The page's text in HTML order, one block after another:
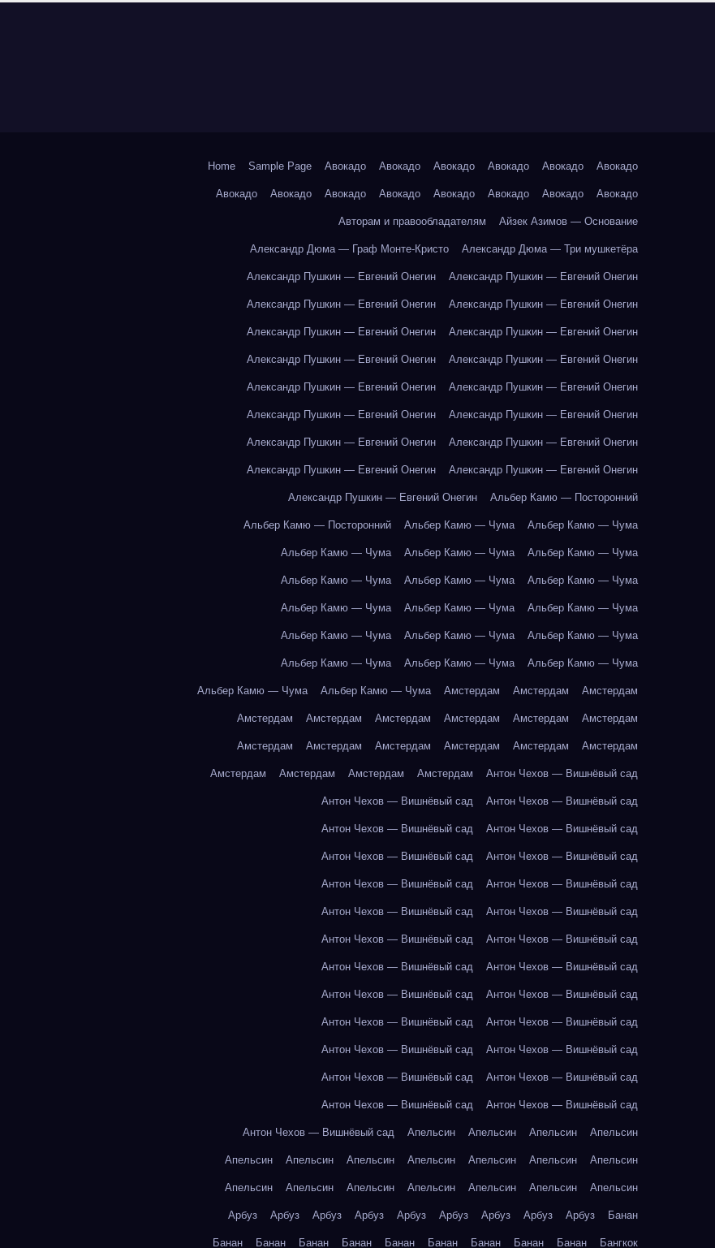
Home Sample Page Авокадо Авокадо Авокадо Авокадо Авокадо Авокадо
Авокадо Авокадо Авокадо Авокадо Авокадо Авокадо Авокадо Авокадо
Авторам и правообладателям Айзек Азимов — Основание
Александр Дюма — Граф Монте-Кристо Александр Дюма — Три мушкетёра
Александр Пушкин — Евгений Онегин Александр Пушкин — Евгений Онегин
Александр Пушкин — Евгений Онегин Александр Пушкин — Евгений Онегин
Александр Пушкин — Евгений Онегин Александр Пушкин — Евгений Онегин
Александр Пушкин — Евгений Онегин Александр Пушкин — Евгений Онегин
Александр Пушкин — Евгений Онегин Александр Пушкин — Евгений Онегин
Александр Пушкин — Евгений Онегин Александр Пушкин — Евгений Онегин
Александр Пушкин — Евгений Онегин Александр Пушкин — Евгений Онегин
Александр Пушкин — Евгений Онегин Александр Пушкин — Евгений Онегин
Александр Пушкин — Евгений Онегин Альбер Камю — Посторонний
Альбер Камю — Посторонний Альбер Камю — Чума Альбер Камю — Чума
Альбер Камю — Чума Альбер Камю — Чума Альбер Камю — Чума
Альбер Камю — Чума Альбер Камю — Чума Альбер Камю — Чума
Альбер Камю — Чума Альбер Камю — Чума Альбер Камю — Чума
Альбер Камю — Чума Альбер Камю — Чума Альбер Камю — Чума
Альбер Камю — Чума Альбер Камю — Чума Альбер Камю — Чума
Альбер Камю — Чума Альбер Камю — Чума Амстердам Амстердам Амстердам
Амстердам Амстердам Амстердам Амстердам Амстердам Амстердам
Амстердам Амстердам Амстердам Амстердам Амстердам Амстердам
Амстердам Амстердам Амстердам Амстердам Антон Чехов — Вишнёвый сад
Антон Чехов — Вишнёвый сад Антон Чехов — Вишнёвый сад
Антон Чехов — Вишнёвый сад Антон Чехов — Вишнёвый сад
Антон Чехов — Вишнёвый сад Антон Чехов — Вишнёвый сад
Антон Чехов — Вишнёвый сад Антон Чехов — Вишнёвый сад
Антон Чехов — Вишнёвый сад Антон Чехов — Вишнёвый сад
Антон Чехов — Вишнёвый сад Антон Чехов — Вишнёвый сад
Антон Чехов — Вишнёвый сад Антон Чехов — Вишнёвый сад
Антон Чехов — Вишнёвый сад Антон Чехов — Вишнёвый сад
Антон Чехов — Вишнёвый сад Антон Чехов — Вишнёвый сад
Антон Чехов — Вишнёвый сад Антон Чехов — Вишнёвый сад
Антон Чехов — Вишнёвый сад Антон Чехов — Вишнёвый сад
Антон Чехов — Вишнёвый сад Антон Чехов — Вишнёвый сад
Антон Чехов — Вишнёвый сад Апельсин Апельсин Апельсин Апельсин
Апельсин Апельсин Апельсин Апельсин Апельсин Апельсин Апельсин
Апельсин Апельсин Апельсин Апельсин Апельсин Апельсин Апельсин
Арбуз Арбуз Арбуз Арбуз Арбуз Арбуз Арбуз Арбуз Арбуз Банан
Банан Банан Банан Банан Банан Банан Банан Банан Банан Бангкок